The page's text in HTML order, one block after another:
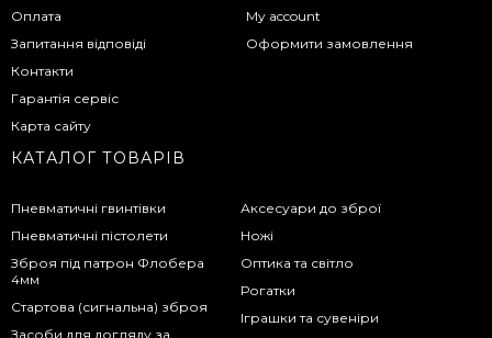
Оплата
Запитання відповіді
Контакти
Гарантія сервіс
Карта сайту
My account
Оформити замовлення
КАТАЛОГ ТОВАРІВ
Пневматичні гвинтівки
Пневматичні пістолети
Зброя під патрон Флобера
4мм
Стартова (сигнальна) зброя
Засоби для догляду за
Аксесуари до зброї
Ножі
Оптика та світло
Рогатки
Іграшки та сувеніри